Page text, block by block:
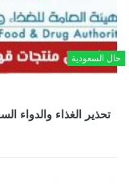
حال السعودية
تحذير الغذاء والدواء